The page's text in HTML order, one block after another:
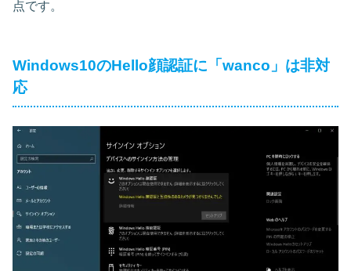
点です。
Windows10のHello顔認証に「wanco」は非対
応